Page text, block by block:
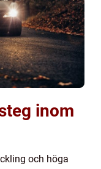
inom
och höga